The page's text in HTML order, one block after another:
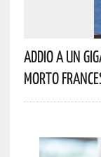
Addio A Un
Morto